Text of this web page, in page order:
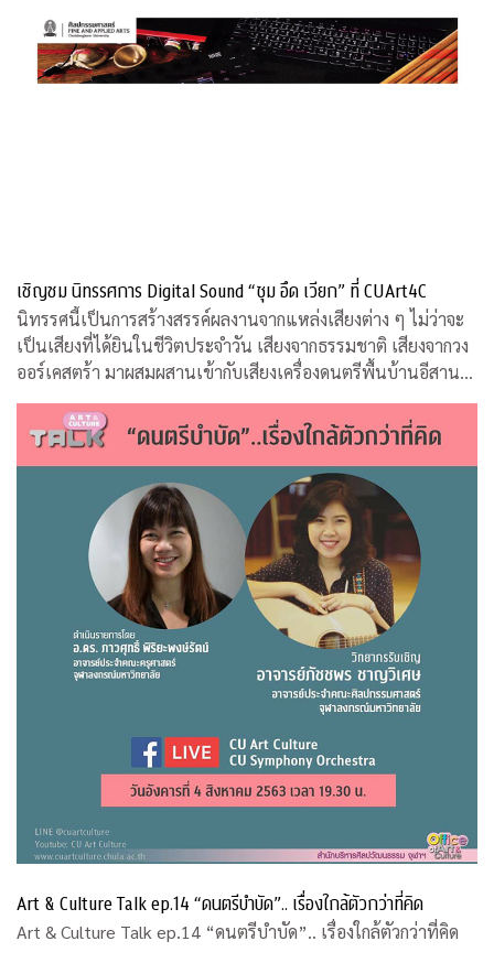
เชิญชม นิทรรศการ Digital Sound “ซุม อึด เวียก” ที่ CUArt4C
นิทรรศนี้เป็นการสร้างสรรค์ผลงานจากแหล่งเสียงต่าง ๆ ไม่ว่าจะ
เป็นเสียงที่ได้ยินในชีวิตประจำวัน เสียงจากธรรมชาติ เสียงจากวง
ออร์เคสตร้า มาผสมผสานเข้ากับเสียงเครื่องดนตรีพื้นบ้านอีสานที่
คุ้นหู ผ่านกระบวนการและเทคนิคทางด้านดิจิทัล
Art & Culture Talk ep.14 “ดนตรีบำบัด”.. เรื่องใกล้ตัวกว่าที่คิด
Art & Culture Talk ep.14 “ดนตรีบำบัด”.. เรื่องใกล้ตัวกว่าที่คิด